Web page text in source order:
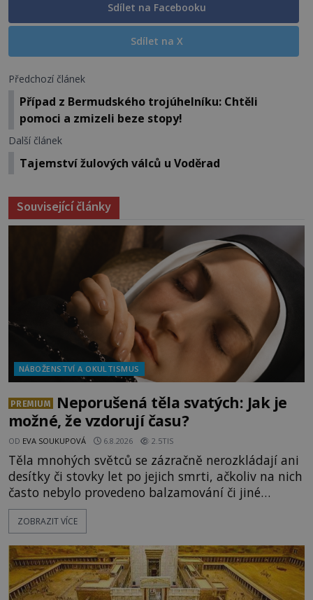
Sdílet na Facebooku
Sdílet na X
Předchozí článek
Případ z Bermudského trojúhelníku: Chtěli
pomoci a zmizeli beze stopy!
Další článek
Tajemství žulových válců u Voděrad
Související články
NÁBOŽENSTVÍ A OKULTISMUS
PREMIUM
Neporušená těla svatých: Jak je
možné, že vzdorují času?
OD EVA SOUKUPOVÁ 6.8.2026 2.5TIS
Těla mnohých světců se zázračně nerozkládají ani
desítky či stovky let po jejich smrti, ačkoliv na nich
často nebylo provedeno balzamování či jiné
pokusy o konzervaci. Neporušené ostatky bývají
považovány za důkaz svatosti zemřelých. Jaké
osobností ochraňují? Na hřbitově u kláštera
Milosrdných
ZOBRAZIT VÍCE